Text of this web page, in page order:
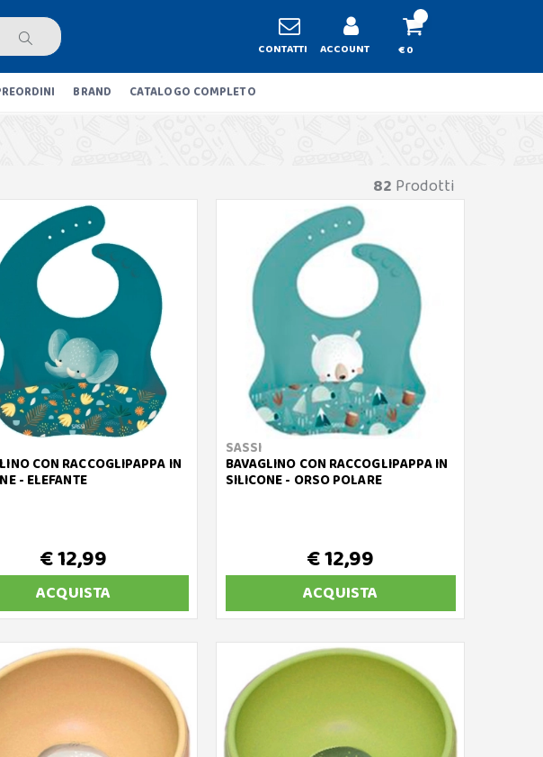
CONTATTI ACCOUNT € 0
BRAND CATALOGO COMPLETO
82 Prodotti
CON RACCOGLIPAPPA IN
- ELEFANTE
€ 12,99
ACQUISTA
SASSI
BAVAGLINO CON RACCOGLIPAPPA IN
SILICONE - ORSO POLARE
€ 12,99
ACQUISTA